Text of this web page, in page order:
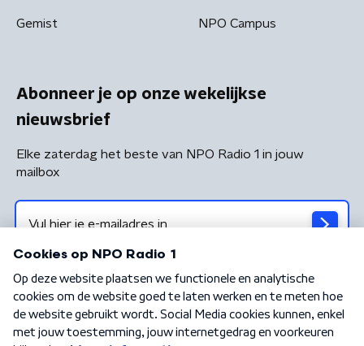
Gemist NPO Campus
Abonneer je op onze wekelijkse
nieuwsbrief
Elke zaterdag het beste van NPO Radio 1 in jouw
mailbox
Algemene voorwaarden